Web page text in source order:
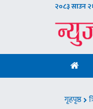
२०८३ साउन
गृहपृष्ठ